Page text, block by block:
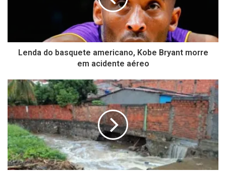
Lenda do basquete americano, Kobe Bryant morre
em acidente aéreo